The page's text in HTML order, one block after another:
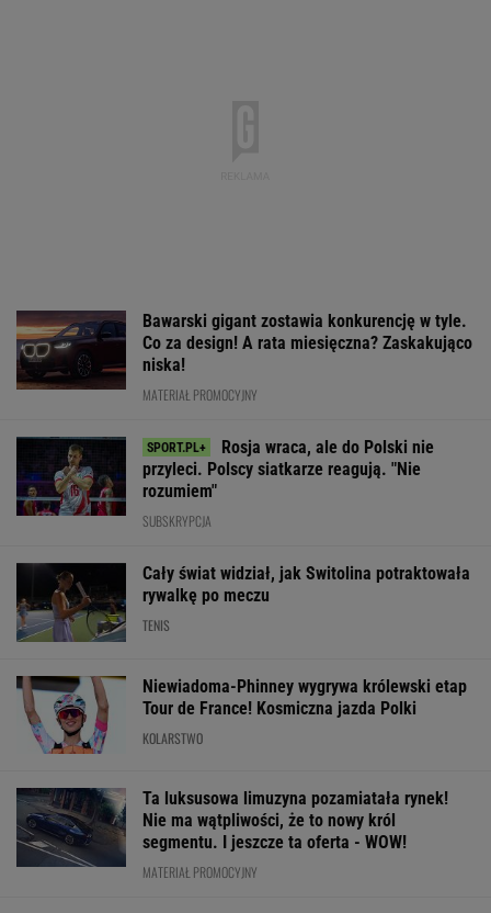
Bawarski gigant zostawia konkurencję w tyle.
Co za design! A rata miesięczna? Zaskakująco
niska!
MATERIAŁ PROMOCYJNY
Rosja wraca, ale do Polski nie
przyleci. Polscy siatkarze reagują. "Nie
rozumiem"
SUBSKRYPCJA
Cały świat widział, jak Switolina potraktowała
rywalkę po meczu
TENIS
Niewiadoma-Phinney wygrywa królewski etap
Tour de France! Kosmiczna jazda Polki
KOLARSTWO
Ta luksusowa limuzyna pozamiatała rynek!
Nie ma wątpliwości, że to nowy król
segmentu. I jeszcze ta oferta - WOW!
MATERIAŁ PROMOCYJNY